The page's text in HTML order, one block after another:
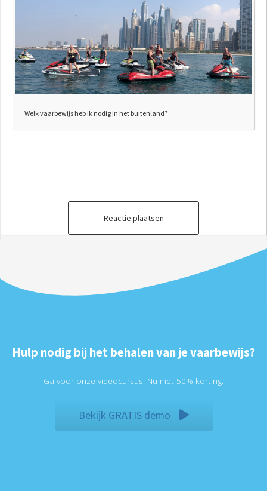
Welk vaarbewijs heb ik nodig in het buitenland?
Reactie plaatsen
Hulp nodig bij het behalen van je vaarbewijs?
Ga voor onze videocursus! Nu met 50% korting.
Bekijk GRATIS demo